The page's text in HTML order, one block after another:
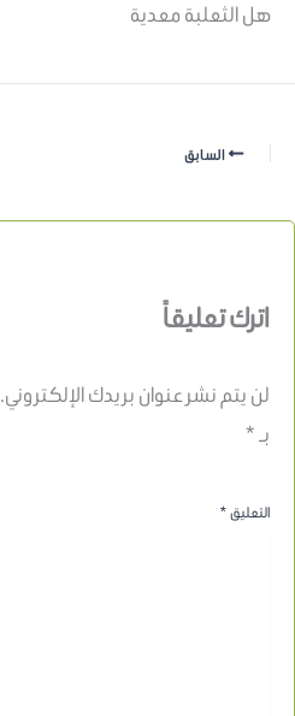
هل الثعلبة معدية
السابق
اترك تعليقاً
لن يتم نشر عنوان بريدك الإلكتروني.
بـ*
التعليق*